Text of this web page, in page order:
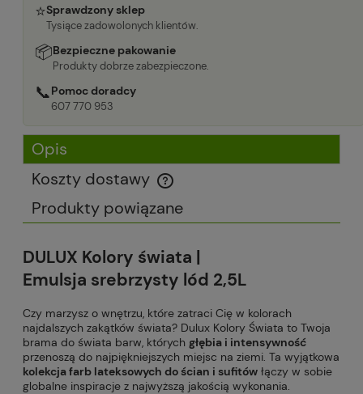
⭐Sprawdzony sklep
Tysiące zadowolonych klientów.
📦Bezpieczne pakowanie
Produkty dobrze zabezpieczone.
📞Pomoc doradcy
607 770 953
Opis
Koszty dostawy
Cena nie zawiera ewentualnych kosztów płatności
Produkty powiązane
DULUX Kolory świata |
Emulsja srebrzysty lód 2,5L
Czy marzysz o wnętrzu, które zatraci Cię w kolorach
najdalszych zakątków świata? Dulux Kolory Świata to Twoja
brama do świata barw, których głębia i intensywność
przenoszą do najpiękniejszych miejsc na ziemi. Ta wyjątkowa
kolekcja farb lateksowych do ścian i sufitów łączy w sobie
globalne inspiracje z najwyższą jakością wykonania.